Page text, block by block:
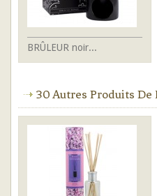
BRÛLEUR noir...
30 Autres Produits De